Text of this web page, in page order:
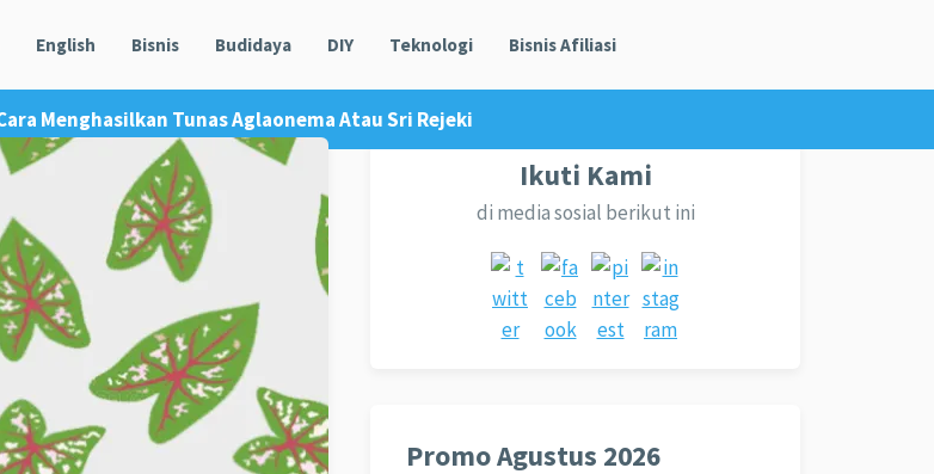
English Bisnis Budidaya DIY Teknologi Bisnis Afiliasi
Menghasilkan Tunas Aglaonema Atau Sri Rejeki
Ikuti Kami
di media sosial berikut ini
Promo Agustus 2026